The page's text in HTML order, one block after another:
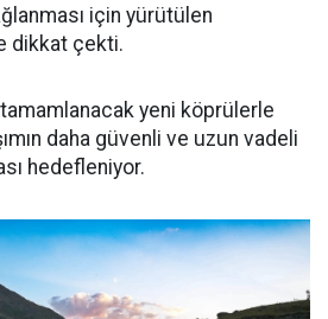
için yürütülen
dikkat çekti.
yeni köprülerle
daha güvenli ve uzun vadeli
hedefleniyor.